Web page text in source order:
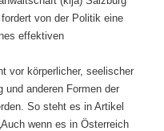
von der Politik eine
effektiven
vor körperlicher, seelischer
und anderen Formen der
So steht es in Artikel
wenn es in Österreich